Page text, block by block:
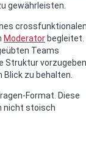
gewährleisten.
Moderator begleitet.
Teams
Struktur
zu behalten.
Format. Diese
nicht stoisch